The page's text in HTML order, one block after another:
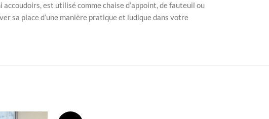
est utilisé comme chaise d’appoint, de fauteuil ou
sa place d’une manière pratique et ludique dans votre